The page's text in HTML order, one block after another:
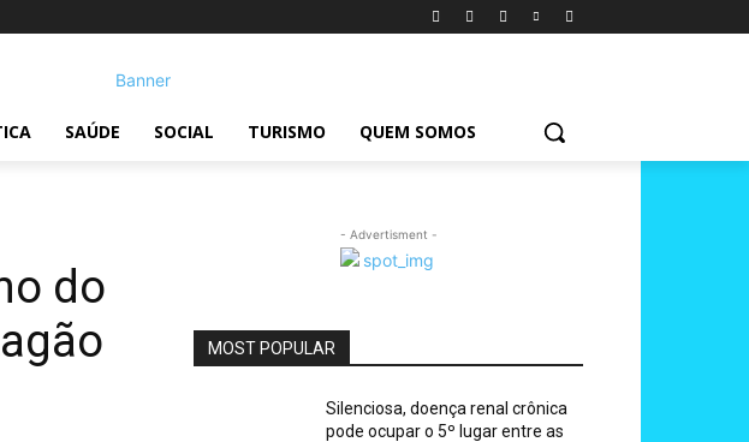
SAÚDE SOCIAL TURISMO QUEM SOMOS
do
- Advertisment -
MOST POPULAR
Silenciosa, doença renal crônica
pode ocupar o 5º lugar entre as